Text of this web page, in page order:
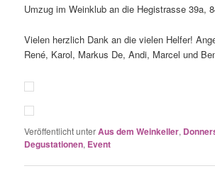
Umzug im Weinklub an die Hegistrasse 39a,
Vielen herzlich Dank an die vielen Helfer!
René, Karol, Markus De, Andi, Marcel und
Veröffentlicht unterAus dem Weinkeller,
Degustationen, Event